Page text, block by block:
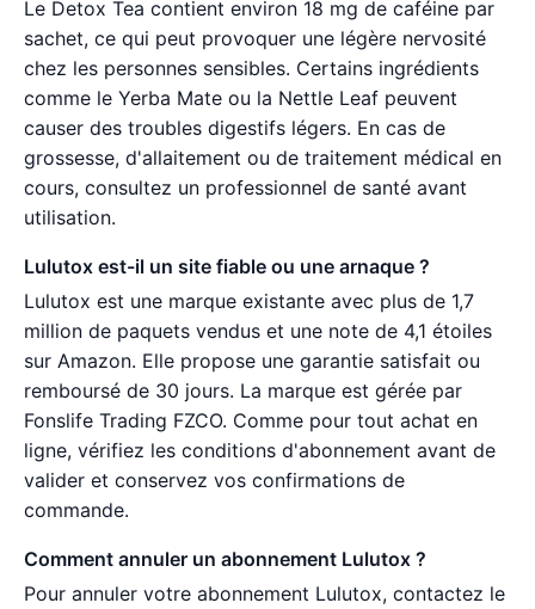
Le Detox Tea contient environ 18 mg de caféine par
sachet, ce qui peut provoquer une légère nervosité
chez les personnes sensibles. Certains ingrédients
comme le Yerba Mate ou la Nettle Leaf peuvent
causer des troubles digestifs légers. En cas de
grossesse, d'allaitement ou de traitement médical en
cours, consultez un professionnel de santé avant
utilisation.
Lulutox est-il un site fiable ou une arnaque ?
Lulutox est une marque existante avec plus de 1,7
million de paquets vendus et une note de 4,1 étoiles
sur Amazon. Elle propose une garantie satisfait ou
remboursé de 30 jours. La marque est gérée par
Fonslife Trading FZCO. Comme pour tout achat en
ligne, vérifiez les conditions d'abonnement avant de
valider et conservez vos confirmations de
commande.
Comment annuler un abonnement Lulutox ?
Pour annuler votre abonnement Lulutox, contactez le